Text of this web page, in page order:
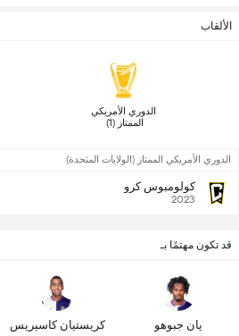
الألقاب
الممتاز (1)
الدوري الأمريكي الممتاز (الولايات المتحدة)
كولومبوس كرو
2023
قد تكون مهتمًا بـ
يان جبوهو كريستيان كاسيريس